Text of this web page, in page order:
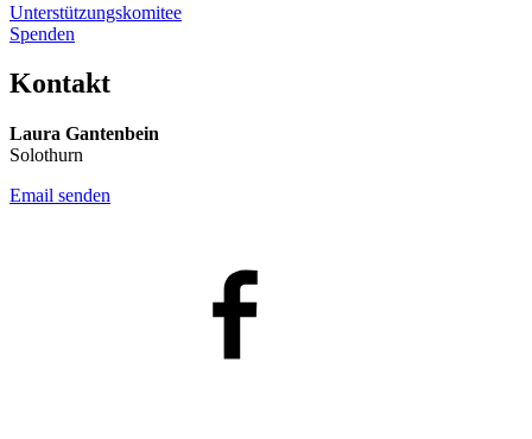
Unterstützungskomitee
Spenden
Kontakt
Laura Gantenbein
Solothurn
Email senden